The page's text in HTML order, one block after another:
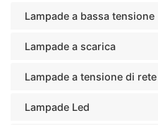
Lampade a bassa tensione
Lampade a scarica
Lampade a tensione di
Lampade Led